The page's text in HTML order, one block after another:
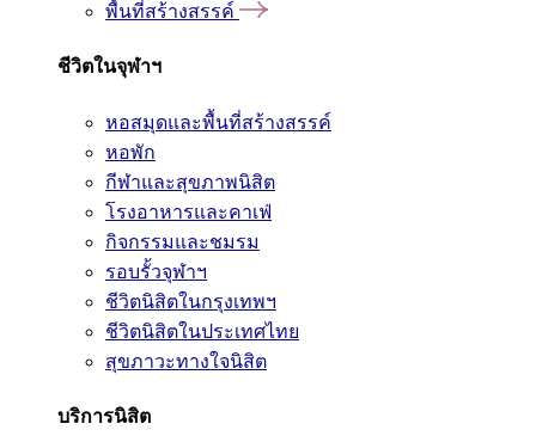
พื้นที่สร้างสรรค์
ชีวิตในจุฬาฯ
หอสมุดและพื้นที่สร้างสรรค์
หอพัก
กีฬาและสุขภาพนิสิต
โรงอาหารและคาเฟ่
กิจกรรมและชมรม
รอบรั้วจุฬาฯ
ชีวิตนิสิตในกรุงเทพฯ
ชีวิตนิสิตในประเทศไทย
สุขภาวะทางใจนิสิต
บริการนิสิต